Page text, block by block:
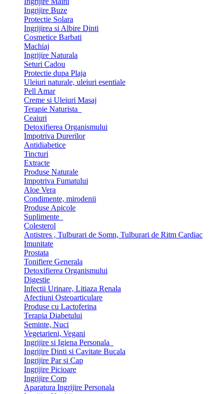
Ingrijire Buze
Protectie Solara
Ingrijirea si Albire Dinti
Cosmetice Barbati
Machiaj
Ingrijire Naturala
Seturi Cadou
Protectie dupa Plaja
Uleiuri naturale, uleiuri esentiale
Pell Amar
Creme si Uleiuri Masaj
Terapie Naturista
Ceaiuri
Detoxifierea Organismului
Impotriva Durerilor
Antidiabetice
Tincturi
Extracte
Produse Naturale
Impotriva Fumatului
Aloe Vera
Condimente, mirodenii
Produse Apicole
Suplimente
Colesterol
Antistres , Tulburari de Somn, Tulburari de Ritm Cardiac
Imunitate
Prostata
Tonifiere Generala
Detoxifierea Organismului
Digestie
Infectii Urinare, Litiaza Renala
Afectiuni Osteoarticulare
Produse cu Lactoferina
Terapia Diabetului
Seminte, Nuci
Vegetarieni, Vegani
Ingrijire si Igiena Personala
Ingrijire Dinti si Cavitate Bucala
Ingrijire Par si Cap
Ingrijire Picioare
Ingrijire Corp
Aparatura Ingrijire Personala